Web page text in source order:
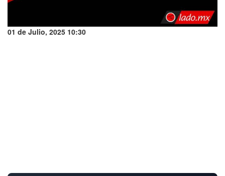
01 de Julio, 2025 10:30